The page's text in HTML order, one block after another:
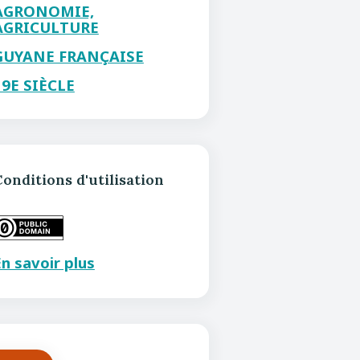
FRANÇAISE
SIÈCLE
d'utilisation
savoir plus